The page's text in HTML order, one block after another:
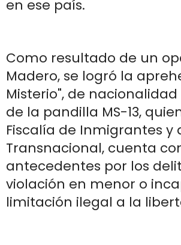
en ese país.
Como resultado de un
Madero, se logró la
Misterio", de
de la pandilla MS-13,
Fiscalía de Inmigrantes
Transnacional, cuenta
antecedentes por los
violación en menor o
limitación ilegal a la